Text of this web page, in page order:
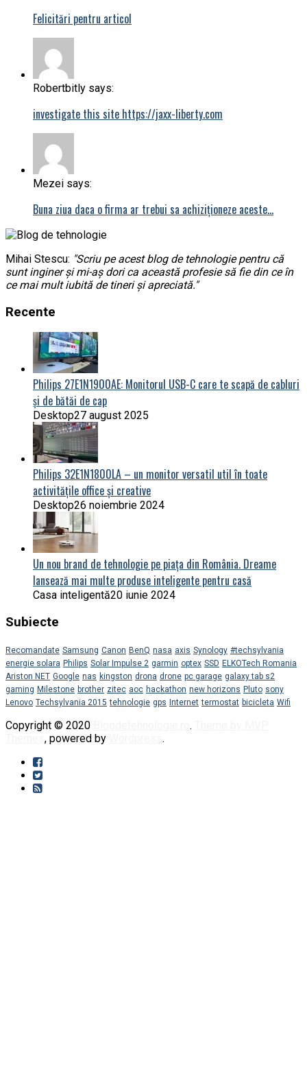
Felicitări pentru articol
Robertbitly says:
investigate this site https://jaxx-liberty.com
Mezei says:
Buna ziua daca o firma ar trebui sa achiziționeze aceste…
Mihai Stescu: "Scriu pe acest blog de tehnologie pentru că
sunt inginer și mi-aș dori ca această profesie să fie din ce în
ce mai mult iubită de tineri și apreciată."
Recente
Philips 27E1N1900AE: Monitorul USB-C care te scapă de cabluri
și de bătăi de cap
Desktop27 august 2025
Philips 32E1N1800LA – un monitor versatil util în toate
activitățile office și creative
Desktop26 noiembrie 2024
Un nou brand de tehnologie pe piața din România. Dreame
lansează mai multe produse inteligente pentru casă
Casa inteligentă20 iunie 2024
Subiecte
Recomandate Samsung Canon BenQ nasa axis Synology #techsylvania
energie solara Philips Solar Impulse 2 garmin optex SSD ELKOTech Romania
Ariston NET Google nas kingston drona drone pc garage galaxy tab s2
gaming Milestone brother zitec aoc hackathon new horizons Pluto sony
Lenovo Techsylvania 2015 tehnologie gps Internet termostat bicicleta Wifi
Copyright © 2020 .
, powered by .